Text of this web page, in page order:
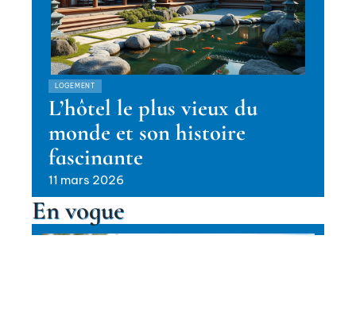
LOGEMENT
L’hôtel le plus vieux du
monde et son histoire
fascinante
11 mars 2026
En vogue